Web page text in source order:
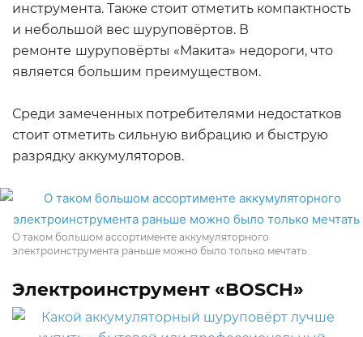
инструмента. Также стоит отметить компактность
и небольшой вес шуруповёртов. В
ремонте шуруповёрты «Макита» недороги, что
является большим преимуществом.
Среди замеченных потребителями недостатков
стоит отметить сильную вибрацию и быструю
разрядку аккумуляторов.
О таком большом ассортименте аккумуляторного
электроинструмента раньше можно было только мечтать
Электроинструмент «BOSCH»